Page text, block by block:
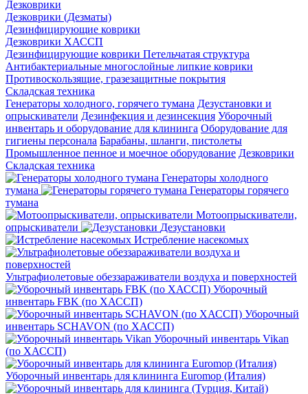
Дезковрики
Дезковрики (Дезматы)
Дезинфицирующие коврики
Дезковрики ХАССП
Дезинфицирующие коврики Петельчатая структура
Антибактериальные многослойные липкие коврики
Противоскользящие, гразезащитные покрытия
Складская техника
Генераторы холодного, горячего тумана Дезустановки и
опрыскиватели Дезинфекция и дезинсекция Уборочный
инвентарь и оборудование для клининга Оборудование для
гигиены персонала Барабаны, шланги, пистолеты
Промышленное пенное и моечное оборудование Дезковрики
Складская техника
Генераторы холодного
тумана
Генераторы горячего
тумана
Мотоопрыскиватели,
опрыскиватели
Дезустановки
Истребление насекомых
Ультрафиолетовые обеззараживатели воздуха и поверхностей
Уборочный
инвентарь FBK (по ХАССП)
Уборочный
инвентарь SCHAVON (по ХАССП)
Уборочный инвентарь Vikan
(по ХАССП)
Уборочный инвентарь для клининга Euromop (Италия)